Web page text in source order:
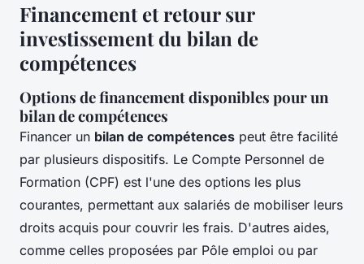
Financement et retour sur
investissement du bilan de
compétences
Options de financement disponibles pour un
bilan de compétences
Financer un bilan de compétences peut être facilité
par plusieurs dispositifs. Le Compte Personnel de
Formation (CPF) est l'une des options les plus
courantes, permettant aux salariés de mobiliser leurs
droits acquis pour couvrir les frais. D'autres aides,
comme celles proposées par Pôle emploi ou par